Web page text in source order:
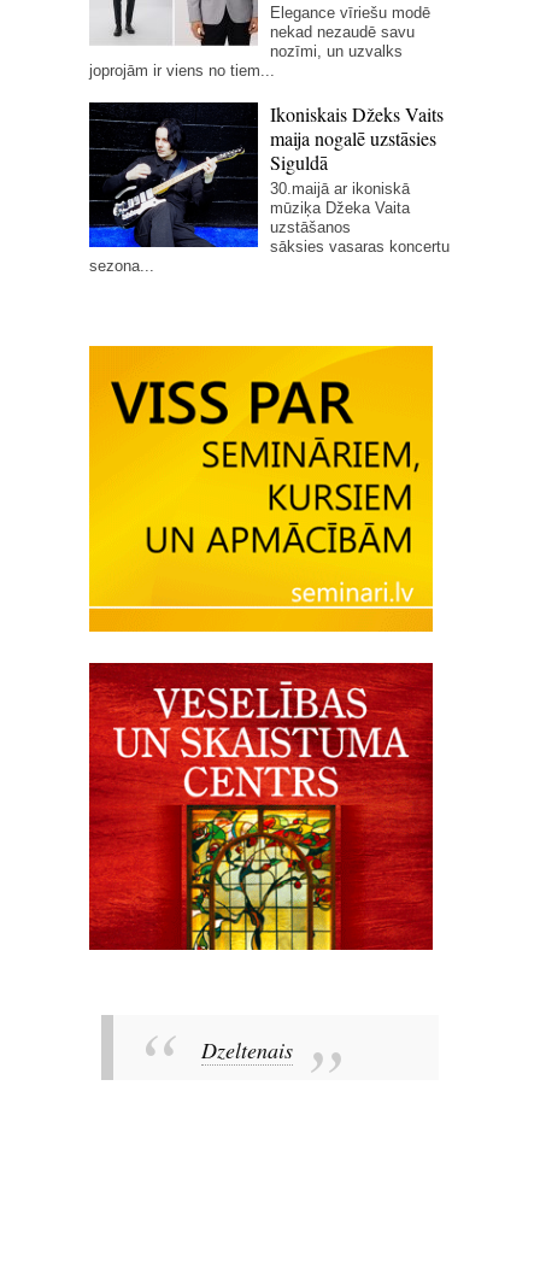
Elegance vīriešu modē
nekad nezaudē savu
nozīmi, un uzvalks
joprojām ir viens no tiem...
Ikoniskais Džeks Vaits
maija nogalē uzstāsies
Siguldā
30.maijā ar ikoniskā
mūziķa Džeka Vaita
uzstāšanos
sāksies vasaras koncertu
sezona...
Dzeltenais